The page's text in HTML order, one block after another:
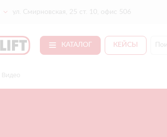
ул. Смирновская, 25 ст. 10, офис 506
КАТАЛОГ КЕЙСЫ
Видео